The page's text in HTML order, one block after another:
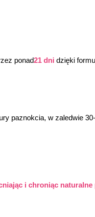
ponad21 dni dzięki
paznokcia, w zaledwie
i chroniąc naturalne